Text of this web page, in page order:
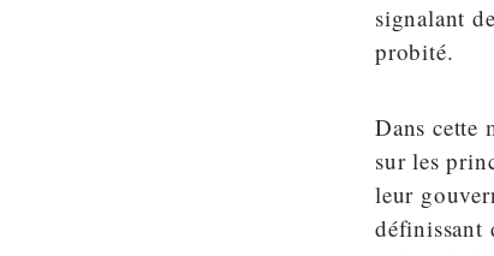
signalant
probité.
Dans cette
sur les
leur
définissant